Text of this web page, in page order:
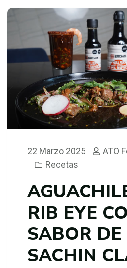
22 Marzo 2025
ATO
Recetas
RIB EYE
SABOR DE
SACHIN